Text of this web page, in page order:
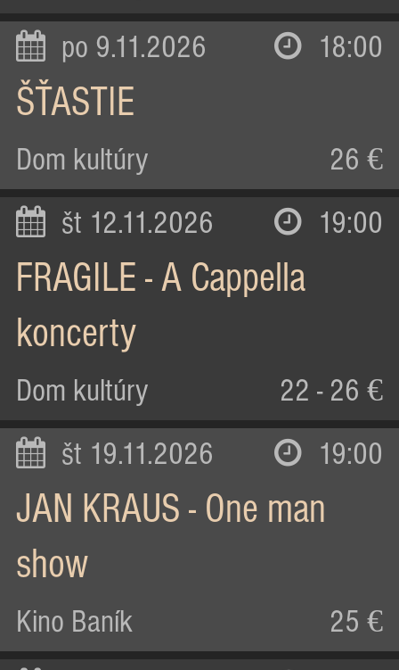
po 9.11.2026 18:00
ŠŤASTIE
Dom kultúry 26 €
št 12.11.2026 19:00
FRAGILE - A Cappella
koncerty
Dom kultúry 22 - 26 €
št 19.11.2026 19:00
JAN KRAUS - One man
show
Kino Baník 25 €